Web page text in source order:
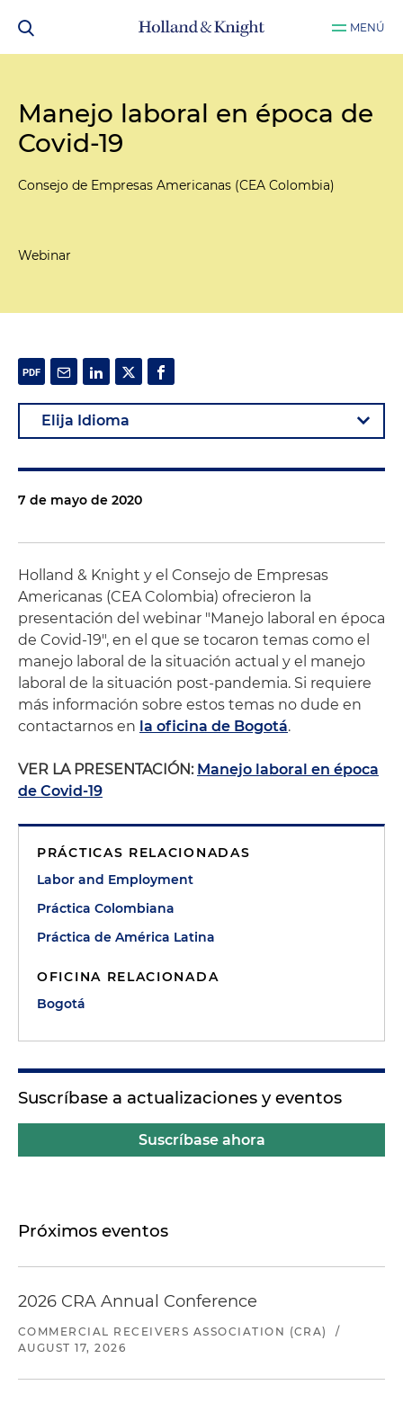
MENÚ
Manejo laboral en época de
Covid-19
Consejo de Empresas Americanas (CEA Colombia)
Webinar
7 de mayo de 2020
Holland & Knight y el Consejo de Empresas
Americanas (CEA Colombia) ofrecieron la
presentación del webinar "Manejo laboral en época
de Covid-19", en el que se tocaron temas como el
manejo laboral de la situación actual y el manejo
laboral de la situación post-pandemia. Si requiere
más información sobre estos temas no dude en
contactarnos en la oficina de Bogotá.
VER LA PRESENTACIÓN: Manejo laboral en época
de Covid-19
PRÁCTICAS RELACIONADAS
Labor and Employment
Práctica Colombiana
Práctica de América Latina
OFICINA RELACIONADA
Bogotá
Suscríbase a actualizaciones y eventos
Suscríbase ahora
Próximos eventos
2026 CRA Annual Conference
COMMERCIAL RECEIVERS ASSOCIATION (CRA)
/
AUGUST 17, 2026